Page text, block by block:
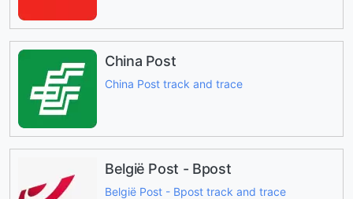
China Post
China Post track and trace
België Post - Bpost
België Post - Bpost track and trace